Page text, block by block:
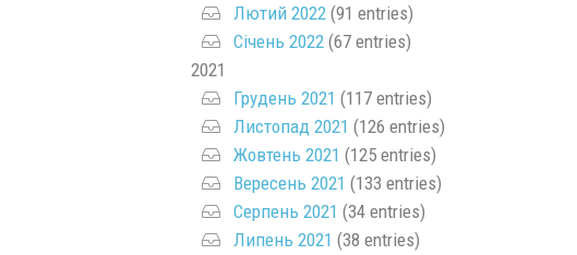
Лютий 2022(91 entries)
Січень 2022(67 entries)
2021
Грудень 2021 (117 entries)
Листопад 2021 (126 entries)
Жовтень 2021 (125 entries)
Вересень 2021 (133 entries)
Серпень 2021 (34 entries)
Липень 2021 (38 entries)